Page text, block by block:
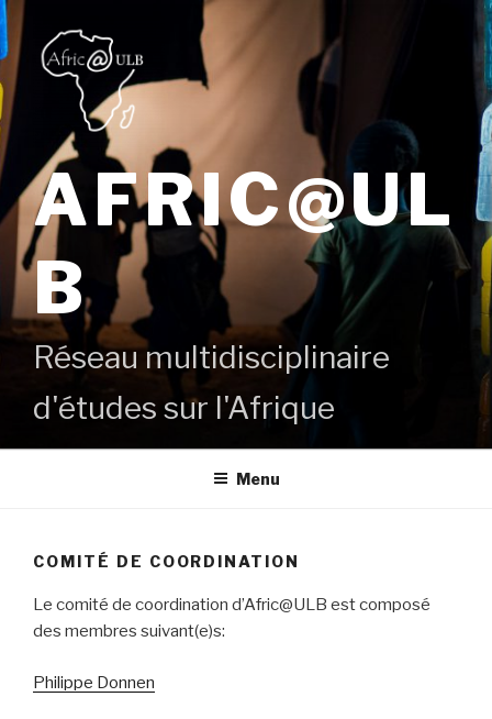
Aller
au
contenu
principal
AFRIC@UL
B
Réseau multidisciplinaire
d'études sur l'Afrique
Menu
COMITÉ DE COORDINATION
Le comité de coordination d’Afric@ULB est composé
des membres suivant(e)s:
Philippe Donnen